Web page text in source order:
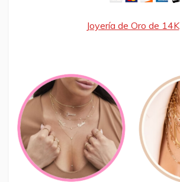
Joyería de Oro de 14K